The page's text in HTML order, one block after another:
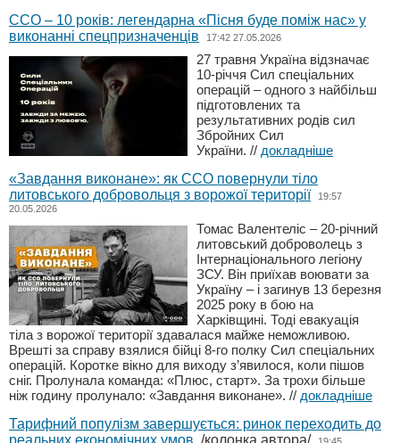
ССО – 10 років: легендарна «Пісня буде поміж нас» у
виконанні спецпризначенців
17:42 27.05.2026
27 травня Україна відзначає
10-річчя Сил спеціальних
операцій – одного з найбільш
підготовлених та
результативних родів сил
Збройних Сил
України. // докладніше
«Завдання виконане»: як ССО повернули тіло
литовського добровольця з ворожої території
19:57
20.05.2026
Томас Валентеліс – 20-річний
литовський доброволець з
Інтернаціонального легіону
ЗСУ. Він приїхав воювати за
Україну – і загинув 13 березня
2025 року в бою на
Харківщині. Тоді евакуація
тіла з ворожої території здавалася майже неможливою.
Врешті за справу взялися бійці 8-го полку Сил спеціальних
операцій. Коротке вікно для виходу з’явилося, коли пішов
сніг. Пролунала команда: «Плюс, старт». За трохи більше
ніж годину пролунало: «Завдання виконане». // докладніше
Тарифний популізм завершується: ринок переходить до
реальних економічних умов /колонка автора/